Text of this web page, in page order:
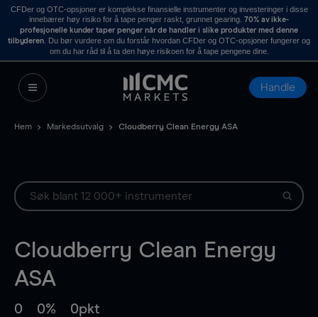
CFDer og OTC-opsjoner er komplekse finansielle instrumenter og investeringer i disse
innebærer høy risiko for å tape penger raskt, grunnet gearing. 70% av ikke-
profesjonelle kunder taper penger når de handler i slike produkter med denne
tilbyderen . Du bør vurdere om du forstår hvordan CFDer og OTC-opsjoner fungerer og
om du har råd til å ta den høye risikoen for å tape pengene dine.
Handle
Hem Markedsutvalg Cloudberry Clean Energy ASA
Cloudberry Clean Energy
ASA
0 0% 0pkt